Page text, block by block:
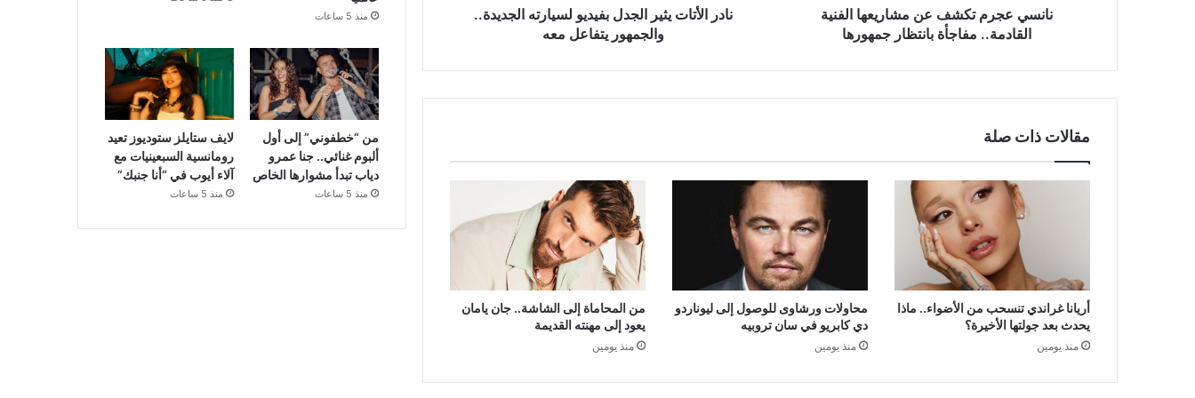
جمهورهانانسي عجرم تكشف عن مشاريعها الفنية
القادمة.. مفاجأة بانتظار جمهورها
نادر الأتات يثير الجدل بفيديو لسيارته الجديدة..
والجمهور يتفاعل معه
مقالات ذات صلة
أريانا غراندي تنسحب من الأضواء.. ماذا
يحدث بعد جولتها الأخيرة؟
منذ يومين
محاولات ورشاوى للوصول إلى ليوناردو
دي كابريو في سان تروبيه
منذ يومين
من المحاماة إلى الشاشة.. جان يامان
يعود إلى مهنته القديمة
منذ يومين
منذ 5 ساعات
من “خطفوني” إلى أول
ألبوم غنائي.. جنا عمرو
دياب تبدأ مشوارها الخاص
منذ 5 ساعات
لايف ستايلز ستوديوز تعيد
رومانسية السبعينيات مع
آلاء أيوب في “أنا جنبك”
منذ 5 ساعات